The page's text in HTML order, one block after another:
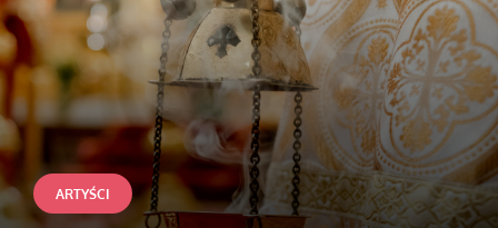
ARTYŚCI